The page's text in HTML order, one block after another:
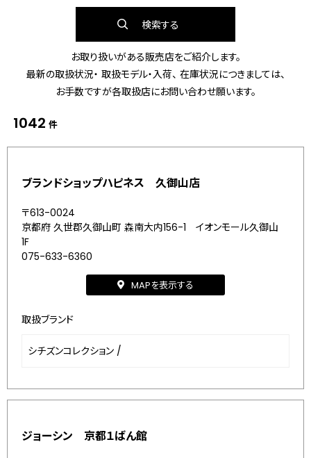
検索する
お取り扱いがある販売店をご紹介します。
最新の取扱状況・ 取扱モデル・入荷、 在庫状況につきましては、
お手数ですが各取扱店にお問い合わせ願います。
1042 件
ブランドショップハピネス 久御山店
〒613-0024
京都府 久世郡久御山町 森南大内156-1 イオンモール久御山
1F
075-633-6360
MAPを表示する
取扱ブランド
シチズンコレクション /
ジョーシン 京都１ばん館